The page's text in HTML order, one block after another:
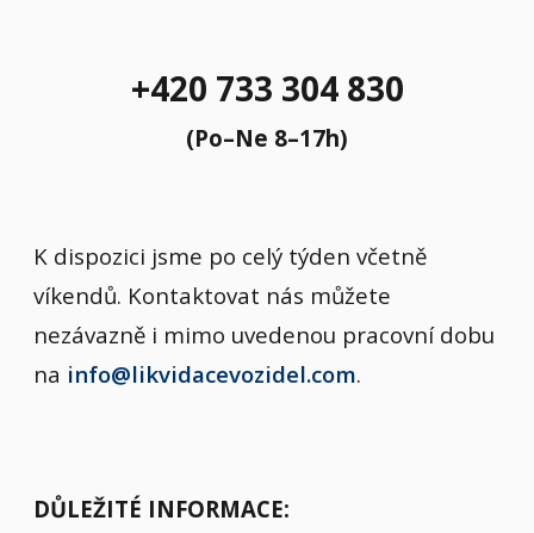
+420 733 304 830
(Po–Ne 8–17h)
K dispozici jsme po celý týden včetně
víkendů. Kontaktovat nás můžete
nezávazně i mimo uvedenou pracovní dobu
na info@likvidacevozidel.com.
DŮLEŽITÉ INFORMACE: